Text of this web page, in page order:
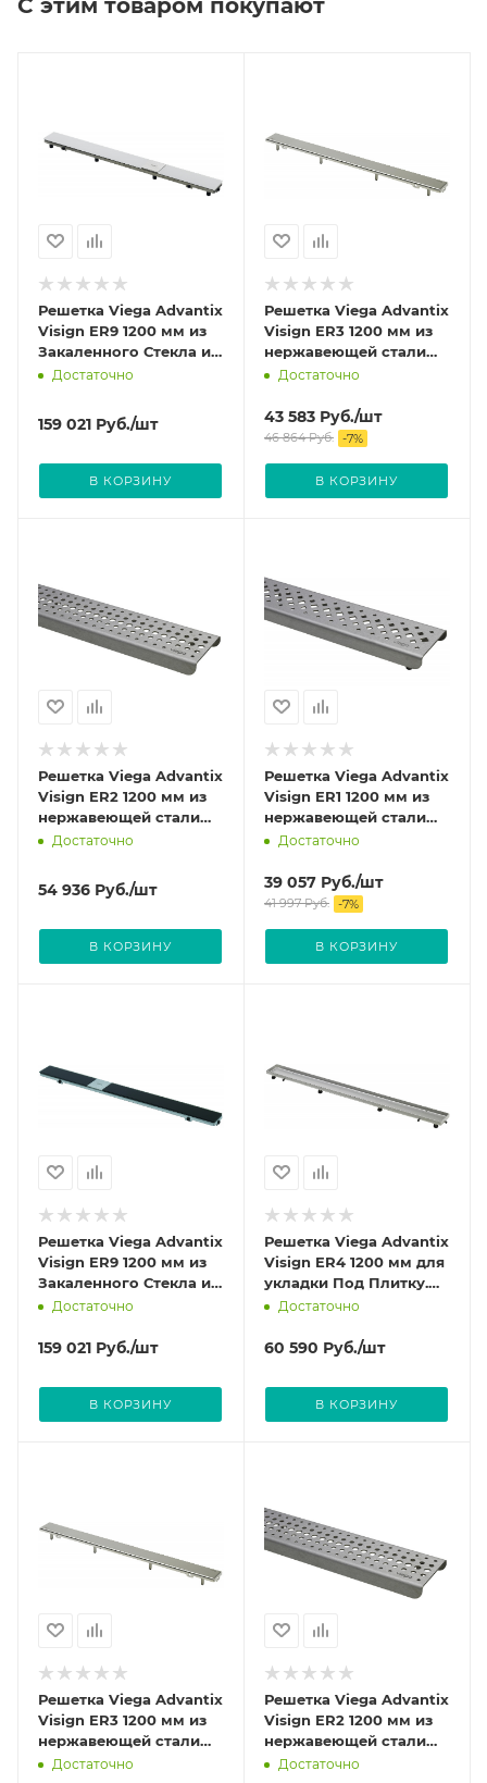
С этим товаром покупают
Решетка Viega Advantix
Visign ER9 1200 мм из
Закаленного Стекла и
нержавеющей стали
Достаточно
159 021 Руб./шт
В КОРЗИНУ
Решетка Viega Advantix
Visign ER3 1200 мм из
нержавеющей стали
цвет Глянцевый 589554
Достаточно
43 583 Руб./шт
46 864Руб. -7%
В КОРЗИНУ
Решетка Viega Advantix
Visign ER2 1200 мм из
нержавеющей стали
цвет Глянцевый 571610
Достаточно
54 936 Руб./шт
В КОРЗИНУ
Решетка Viega Advantix
Visign ER1 1200 мм из
нержавеющей стали
цвет Глянцевый 571566
Достаточно
39 057 Руб./шт
41 997Руб. -7%
В КОРЗИНУ
Решетка Viega Advantix
Visign ER9 1200 мм из
Закаленного Стекла и
нержавеющей стали
Достаточно
159 021 Руб./шт
В КОРЗИНУ
Решетка Viega Advantix
Visign ER4 1200 мм для
укладки Под Плитку.
Из нержавеющей стали
Достаточно
60 590 Руб./шт
В КОРЗИНУ
Решетка Viega Advantix
Visign ER3 1200 мм из
нержавеющей стали
Достаточно
Решетка Viega Advantix
Visign ER2 1200 мм из
нержавеющей стали
Достаточно